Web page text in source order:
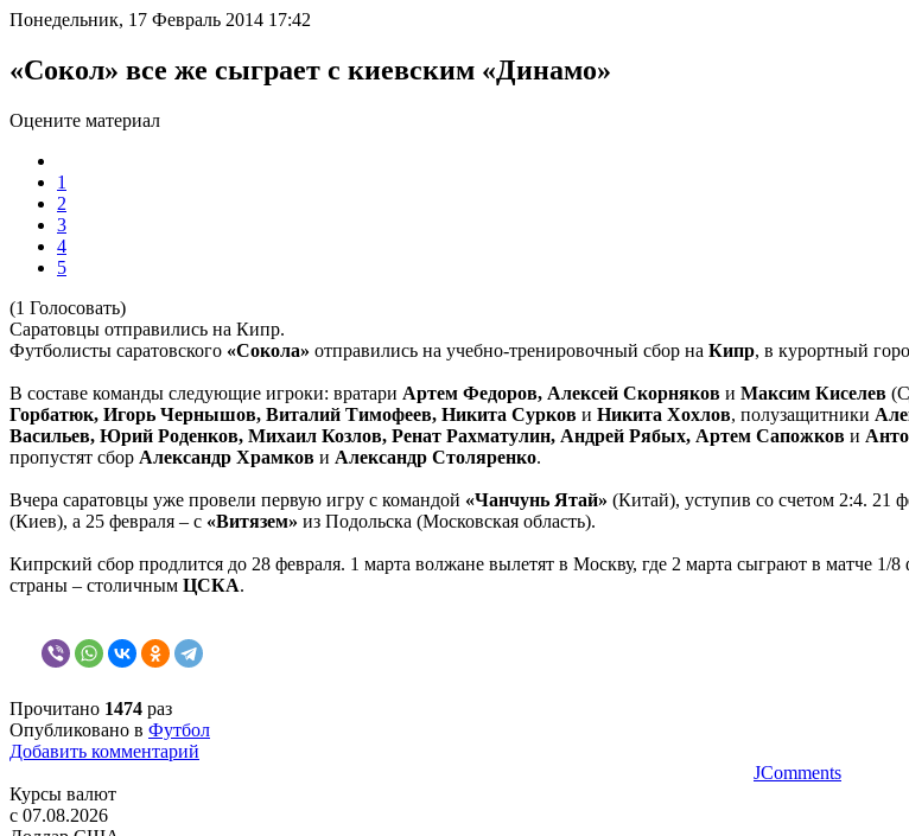
Понедельник, 17 Февраль 2014 17:42
«Сокол» все же сыграет с киевским «Динамо»
Оцените материал
1
2
3
4
5
(1 Голосовать)
Саратовцы отправились на Кипр.
Футболисты саратовского «Сокола» отправились на учебно-тренировочный сбор на Кипр, в курортный
В составе команды следующие игроки: вратари Артем Федоров, Алексей Скорняков и Максим Киселев
Горбатюк, Игорь Чернышов, Виталий Тимофеев, Никита Сурков и Никита Хохлов, полузащитники
Васильев, Юрий Роденков, Михаил Козлов, Ренат Рахматулин, Андрей Рябых, Артем Сапожков и
пропустят сбор Александр Храмков и Александр Столяренко.
Вчера саратовцы уже провели первую игру с командой «Чанчунь Ятай» (Китай), уступив со счетом 2:4. 21
(Киев), а 25 февраля – с «Витязем» из Подольска (Московская область).
Кипрский сбор продлится до 28 февраля. 1 марта волжане вылетят в Москву, где 2 марта сыграют в матче
страны – столичным ЦСКА.
Прочитано 1474 раз
Опубликовано в Футбол
Добавить комментарий
JComments
Курсы валют
c 07.08.2026